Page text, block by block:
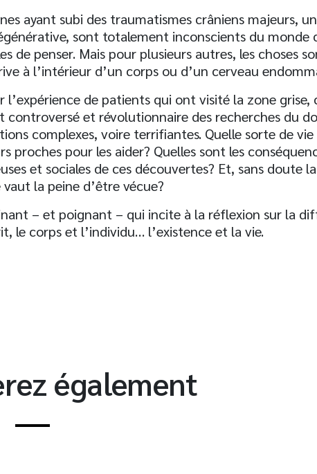
ayant subi des traumatismes crâniens majeurs,
sont totalement inconscients du monde
de penser. Mais pour plusieurs autres, les choses
à l’intérieur d’un corps ou d’un cerveau
l’expérience de patients qui ont visité la zone
controversé et révolutionnaire des recherches du
complexes, voire terrifiantes. Quelle sorte de
proches pour les aider? Quelles sont les
et sociales de ces découvertes? Et, sans doute
la peine d’être vécue?
– et poignant – qui incite à la réflexion sur la
le corps et l’individu… l’existence et la vie.
également